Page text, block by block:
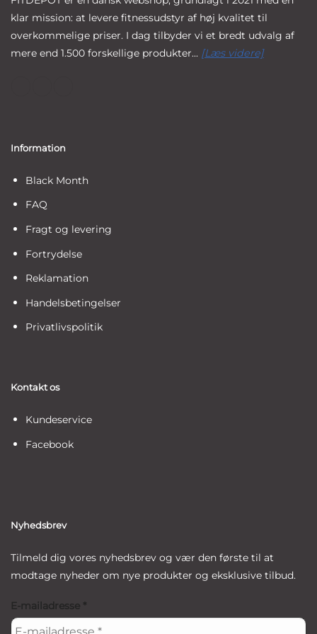
klar mission: at levere fitnessudstyr af høj kvalitet til
overkommelige priser. I dag tilbyder vi et bredt udvalg af
mere end 1.500 forskellige produkter... [Læs videre]
Information
Black Month
FAQ
Fragt og levering
Fortrydelse
Reklamation
Handelsbetingelser
Privatlivspolitik
Kontakt os
Kundeservice
Facebook
Nyhedsbrev
Tilmeld dig vores nyhedsbrev og vær den første til at
modtage nyheder om nye produkter og eksklusive tilbud.
E-mailadresse *